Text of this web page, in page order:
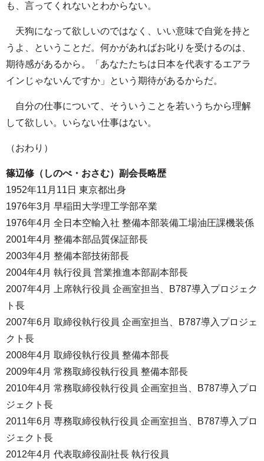
も、言ってくれないとわからない。
天狗になって欲しいのではなく、いい意味で自覚を持と
うよ、ということだ。何かがあればお叱りを受けるのは、
期待感があるから。「あなたたちは日本を代表するエアラ
インじゃないんですか」という期待があるからだ。
自分の仕事について、そういうことを若いうちから理解
して欲しい。いらない仕事はない。
（おわり）
篠辺修（しのべ・おさむ）副会長略歴
1952年11月11日 東京都出身
1976年3月 早稲田大学理工学部卒業
1976年4月 全日本空輸入社 整備本部装備工場油圧課機装係
2001年4月 整備本部品質保証部長
2003年4月 整備本部技術部長
2004年4月 執行役員 営業推進本部副本部長
2007年4月 上席執行役員 企画室担当、B787導入プロジェク
ト長
2007年6月 取締役執行役員 企画室担当、B787導入プロジェ
クト長
2008年4月 取締役執行役員 整備本部長
2009年4月 常務取締役執行役員 整備本部長
2010年4月 常務取締役執行役員 企画室担当、B787導入プロ
ジェクト長
2011年6月 専務取締役執行役員 企画室担当、B787導入プロ
ジェクト長
2012年4月 代表取締役副社長 執行役員